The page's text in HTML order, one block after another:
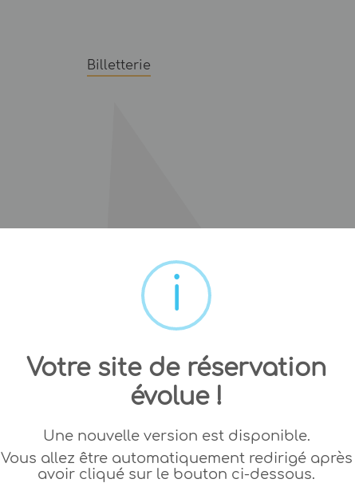
Billetterie
Votre site de réservation
évolue !
Une nouvelle version est disponible.
Vous allez être automatiquement redirigé après
avoir cliqué sur le bouton ci-dessous.